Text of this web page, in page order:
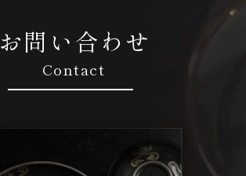
お問い合わせ
Contact